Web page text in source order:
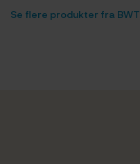
Se flere produkter fra BWT